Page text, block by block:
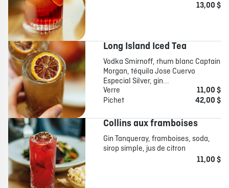
13,00 $
Long Island Iced Tea
Vodka Smirnoff, rhum blanc Captain
Morgan, téquila Jose Cuervo
Especial Silver, gin...
Verre
11,00 $
Pichet
42,00 $
Collins aux framboises
Gin Tanqueray, framboises, soda,
sirop simple, jus de citron
11,00 $